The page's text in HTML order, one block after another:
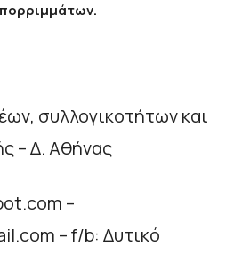
συλλογικοτήτων και
– Δ. Αθήνας
–
– f/b: Δυτικό